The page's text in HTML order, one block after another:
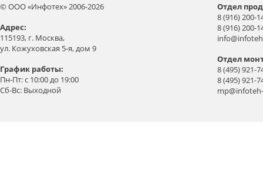
© ООО «Инфотех» 2006-2026
Aдрес:
115193, г. Москва,
ул. Кожуховская 5-я, дом 9
График работы:
Пн-Пт: с 10:00 до 19:00
Сб-Вс: Выходной
Отдел
8 (916) 200-
8 (916) 200-
Отдел
8 (495) 921-
8 (495) 921-